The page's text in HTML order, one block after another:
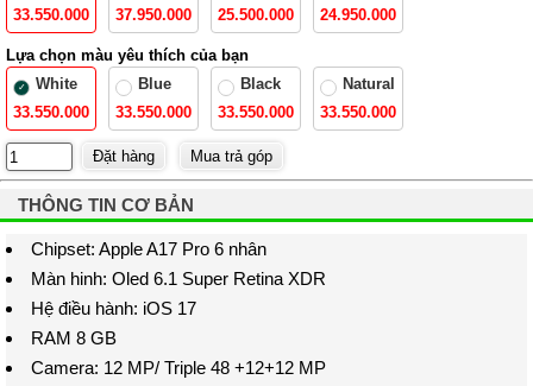
33.550.000
37.950.000
25.500.000
24.950.000
Lựa chọn màu yêu thích của bạn
White
33.550.000
Blue
33.550.000
Black
33.550.000
Natural
33.550.000
THÔNG TIN CƠ BẢN
Chipset: Apple A17 Pro 6 nhân
Màn hinh: Oled 6.1 Super Retina XDR
Hệ điều hành: iOS 17
RAM 8 GB
Camera: 12 MP/ Triple 48 +12+12 MP